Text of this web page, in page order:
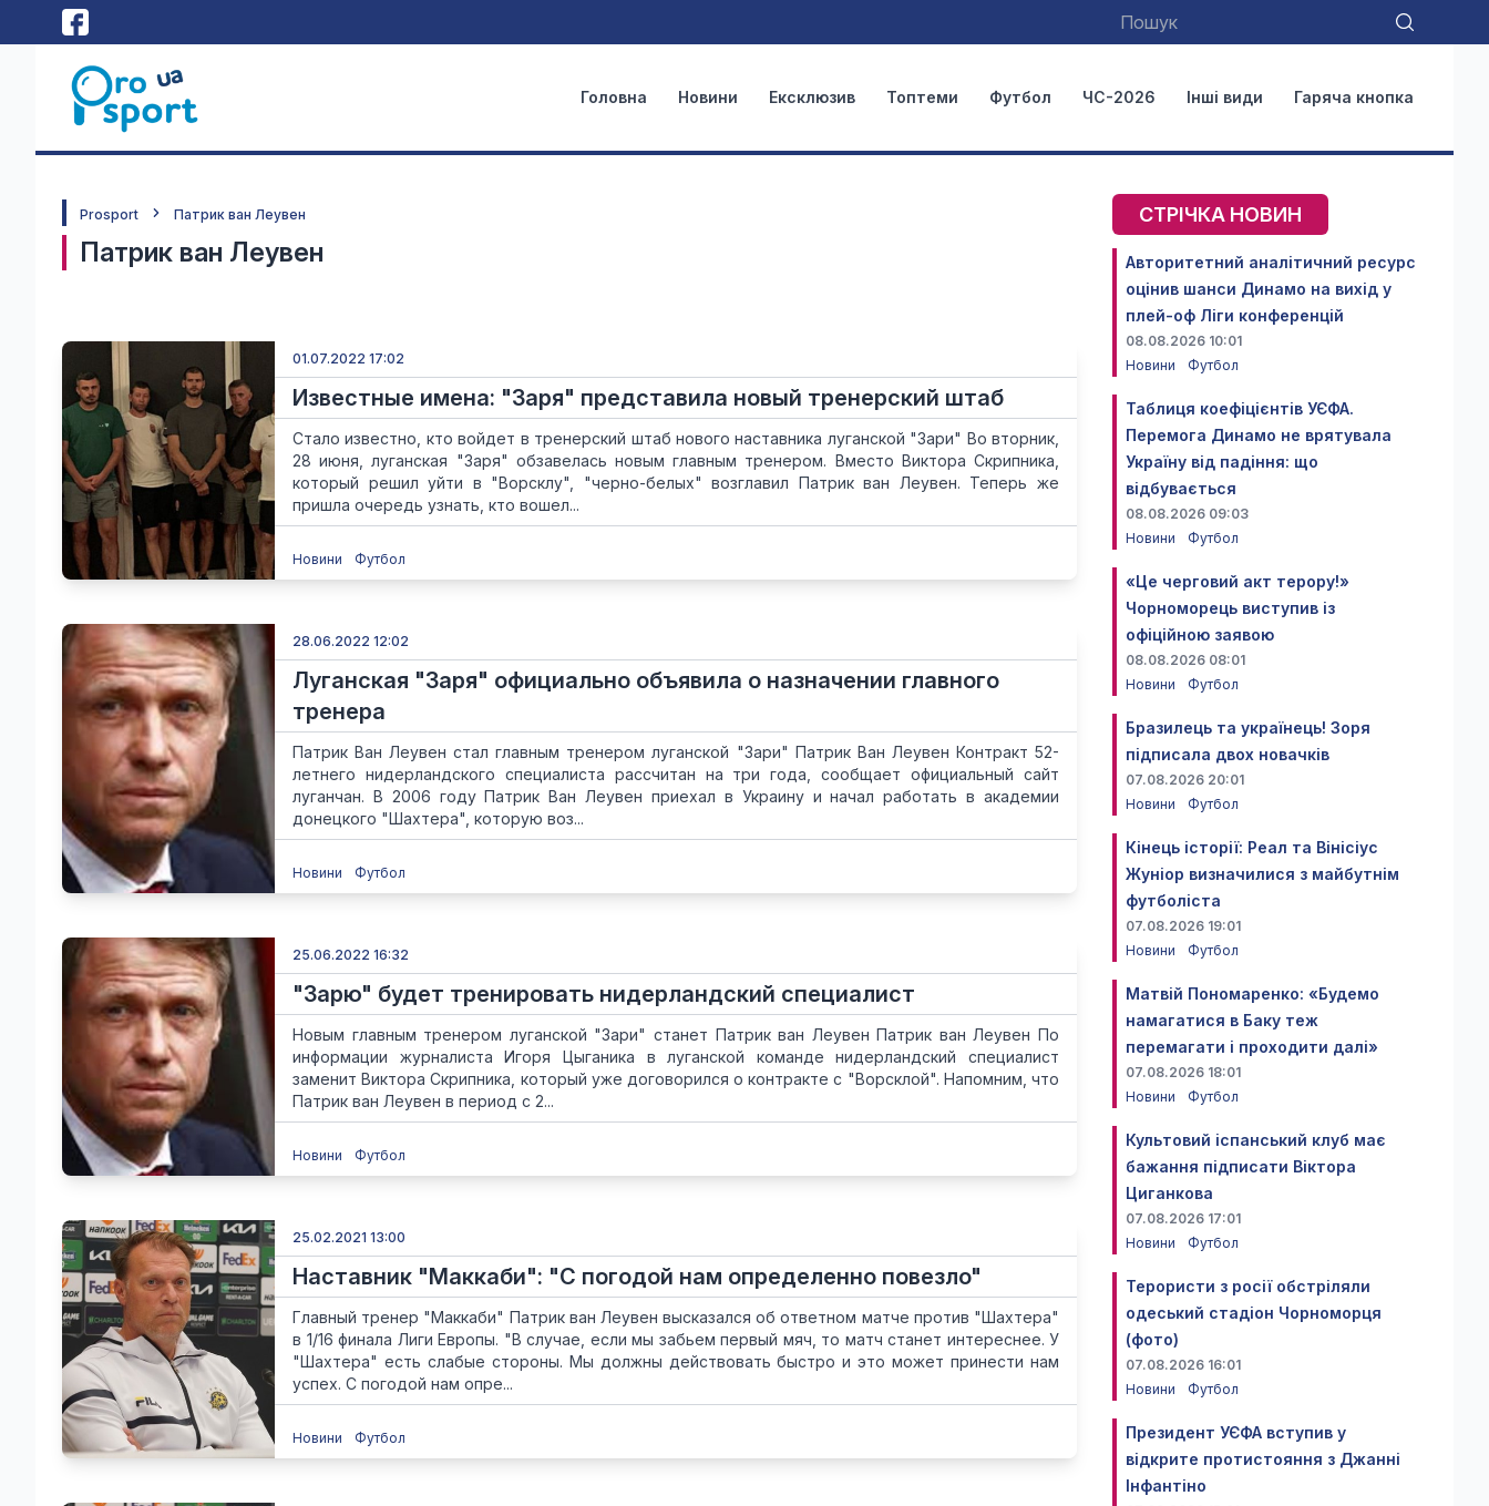
Головна Новини Ексклюзив Топтеми Футбол ЧС-2026 Інші види Гаряча кнопка
Prosport Патрик ван Леувен
Патрик ван Леувен
01.07.2022 17:02
Известные имена: "Заря" представила новый тренерский штаб
Стало известно, кто войдет в тренерский штаб нового наставника луганской "Зари" Во вторник,
28 июня, луганская "Заря" обзавелась новым главным тренером. Вместо Виктора Скрипника,
который решил уйти в "Ворсклу", "черно-белых" возглавил Патрик ван Леувен. Теперь же
пришла очередь узнать, кто вошел...
Новини Футбол
28.06.2022 12:02
Луганская "Заря" официально объявила о назначении главного
тренера
Патрик Ван Леувен стал главным тренером луганской "Зари" Патрик Ван Леувен Контракт 52-
летнего нидерландского специалиста рассчитан на три года, сообщает официальный сайт
луганчан. В 2006 году Патрик Ван Леувен приехал в Украину и начал работать в академии
донецкого "Шахтера", которую воз...
Новини Футбол
25.06.2022 16:32
"Зарю" будет тренировать нидерландский специалист
Новым главным тренером луганской "Зари" станет Патрик ван Леувен Патрик ван Леувен По
информации журналиста Игоря Цыганика в луганской команде нидерландский специалист
заменит Виктора Скрипника, который уже договорился о контракте с "Ворсклой". Напомним, что
Патрик ван Леувен в период с 2...
Новини Футбол
25.02.2021 13:00
Наставник "Маккаби": "С погодой нам определенно повезло"
Главный тренер "Маккаби" Патрик ван Леувен высказался об ответном матче против "Шахтера"
в 1/16 финала Лиги Европы. "В случае, если мы забьем первый мяч, то матч станет интереснее. У
"Шахтера" есть слабые стороны. Мы должны действовать быстро и это может принести нам
успех. С погодой нам опре...
Новини Футбол
СТРІЧКА НОВИН
Авторитетний аналітичний ресурс
оцінив шанси Динамо на вихід у
плей-оф Ліги конференцій
08.08.2026 10:01
Новини
Футбол
Таблиця коефіцієнтів УЄФА.
Перемога Динамо не врятувала
Україну від падіння: що
відбувається
08.08.2026 09:03
Новини
Футбол
«Це черговий акт терору!»
Чорноморець виступив із
офіційною заявою
08.08.2026 08:01
Новини
Футбол
Бразилець та українець! Зоря
підписала двох новачків
07.08.2026 20:01
Новини
Футбол
Кінець історії: Реал та Вінісіус
Жуніор визначилися з майбутнім
футболіста
07.08.2026 19:01
Новини
Футбол
Матвій Пономаренко: «Будемо
намагатися в Баку теж
перемагати і проходити далі»
07.08.2026 18:01
Новини
Футбол
Культовий іспанський клуб має
бажання підписати Віктора
Циганкова
07.08.2026 17:01
Новини
Футбол
Терористи з росії обстріляли
одеський стадіон Чорноморця
(фото)
07.08.2026 16:01
Новини
Футбол
Президент УЄФА вступив у
відкрите протистояння з Джанні
Інфантіно